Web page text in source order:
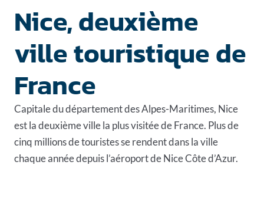
Nice, deuxième
ville touristique de
France
Capitale du département des Alpes-Maritimes, Nice
est la deuxième ville la plus visitée de France. Plus de
cinq millions de touristes se rendent dans la ville
chaque année depuis l’aéroport de Nice Côte d’Azur.